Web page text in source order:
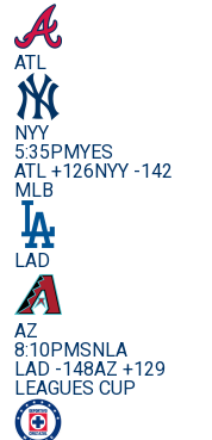
ATL
NYY
5:35PMYES
ATL +126NYY -142
MLB
LAD
AZ
8:10PMSNLA
LAD -148AZ +129
LEAGUES CUP